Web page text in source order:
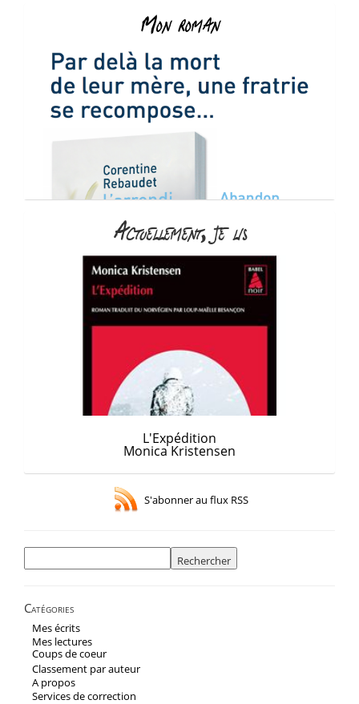
Mon roman
Actuellement, je lis
L'Expédition
Monica Kristensen
S'abonner au flux RSS
Rechercher :
Catégories
Mes écrits
Mes lectures
Coups de coeur
Classement par auteur
A propos
Services de correction